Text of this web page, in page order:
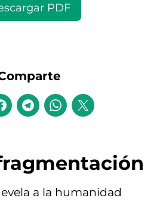
PDF
a la humanidad